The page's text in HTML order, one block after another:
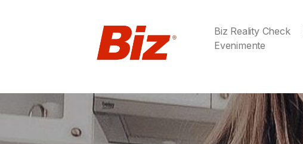
Biz Reality Check
Evenimente